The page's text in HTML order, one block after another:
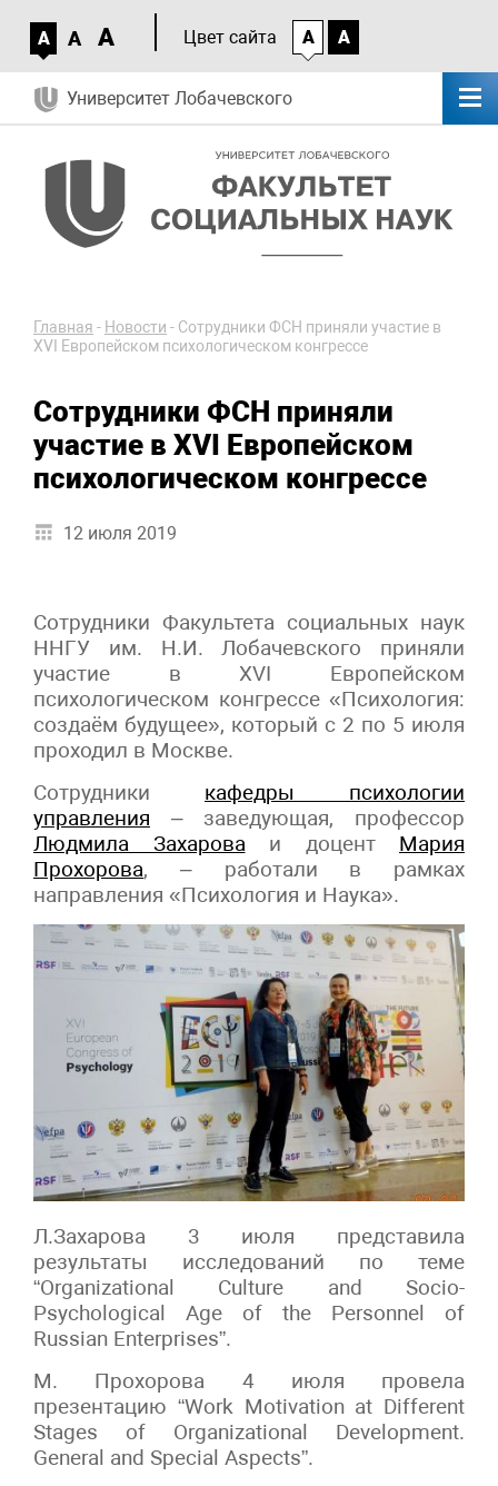
A A A Цвет сайта A A
Университет Лобачевского
Главная - Новости - Сотрудники ФСН приняли участие в
XVI Европейском психологическом конгрессе
Сотрудники ФСН приняли
участие в XVI Европейском
психологическом конгрессе
12 июля 2019
Сотрудники Факультета социальных наук
ННГУ им. Н.И. Лобачевского приняли
участие в XVI Европейском
психологическом конгрессе «Психология:
создаём будущее», который с 2 по 5 июля
проходил в Москве.
Сотрудники кафедры психологии
управления – заведующая, профессор
Людмила Захароваи доцент Мария
Прохорова, – работали в рамках
направления «Психология и Наука».
Л.Захарова 3 июля представила
результаты исследований по теме
“Organizational Culture and Socio-
Psychological Age of the Personnel of
Russian Enterprises”.
М. Прохорова 4 июля провела
презентацию “Work Motivation at Different
Stages of Organizational Development.
General and Special Aspects”.